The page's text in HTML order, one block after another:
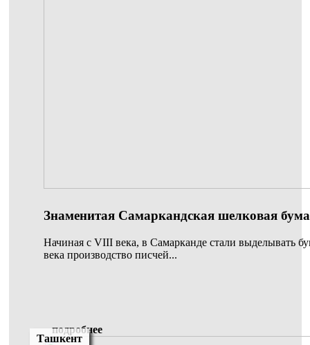
Знаменитая Самаркандская шелковая
Начиная с VIII века, в Самарканде стали выделывать
века производство писчей...
подробнее
Ташкент